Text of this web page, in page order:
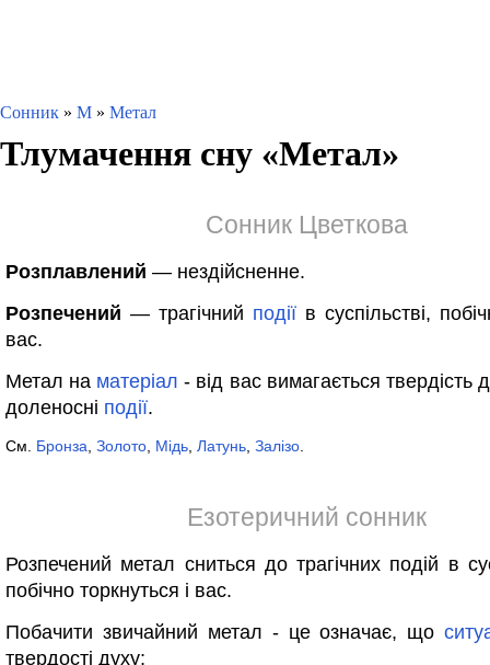
Сонник » М » Метал
Тлумачення сну «Метал»
Сонник Цветкова
Розплавлений — нездійсненне.
Розпечений — трагічний події в суспільстві,
вас.
Метал на матеріал - від вас вимагається твердість
доленосні події.
См. Бронза Золото Мідь Латунь Залізо
Езотеричний сонник
Розпечений метал сниться до трагічних подій в
побічно торкнуться і вас.
Побачити звичайний метал - це означає, що
твердості духу;